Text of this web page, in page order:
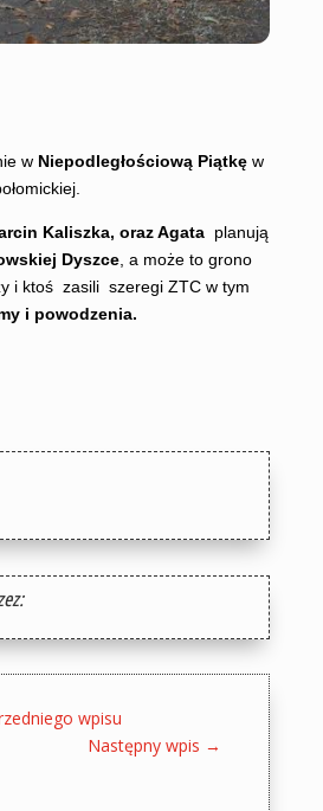
w Niepodległościową Piątkęw
Kaliszka, oraz Agataplanują
Dyszce, a może to grono
i ktoś zasili szeregi ZTC w tym
i powodzenia.
wpisu
Następny wpis →